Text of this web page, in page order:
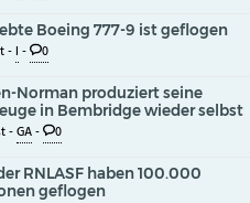
Boeing 777-9 ist geflogen
-I - 0
Norman produziert seine
in Bembridge wieder selbst
-GA- 0
RNLASF haben 100.000
geflogen